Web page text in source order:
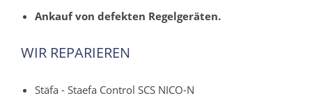
Ankauf von defekten Regelgeräten.
WIR REPARIEREN
Stäfa - Staefa Control SCS NICO-N